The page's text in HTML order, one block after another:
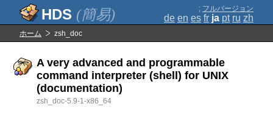
(簡易) ; フルバージョン
de en es fr ja pt ru zh
ホーム zsh_doc
A very advanced and programmable
command interpreter (shell) for UNIX
(documentation)
zsh_doc-5.9-1-x86_64